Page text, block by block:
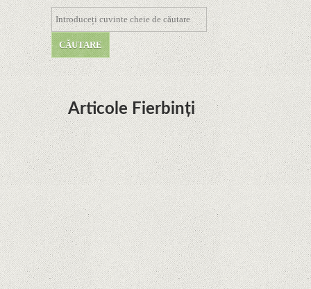
Articole Fierbinți
Dota Anime venind la Netflix în această lună de
la Legenda Korra Studio Mir
Curtea Supremă reglementează în favoarea
Google în Oracle Java Fight
Zvon: aplicațiile Google nu se mai pot instala pe